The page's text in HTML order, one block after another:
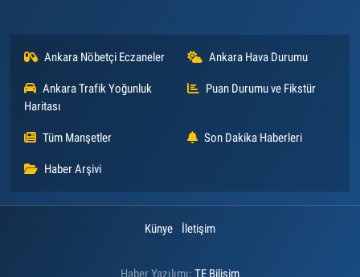
Ankara Nöbetçi Eczaneler Ankara Hava Durumu
Ankara Trafik Yoğunluk
Haritası
Puan Durumu ve Fikstür
Tüm Manşetler Son Dakika Haberleri
Haber Arşivi
Künye İletişim
Haber Yazılımı: TE Bilişim